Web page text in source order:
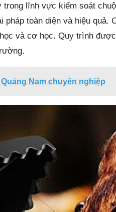
lĩnh vực kiểm soát
pháp toàn diện và hiệu quả.
và cơ học. Quy trình
Nam chuyên nghiệp